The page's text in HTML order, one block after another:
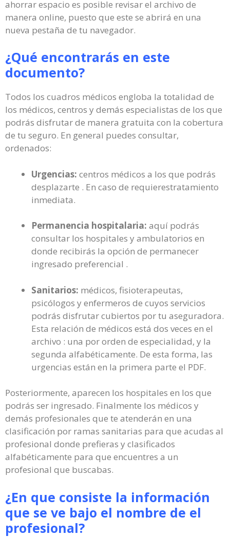
ahorrar espacio es posible revisar el archivo de
manera online, puesto que este se abrirá en una
nueva pestaña de tu navegador.
¿Qué encontrarás en este
documento?
Todos los cuadros médicos engloba la totalidad de
los médicos, centros y demás especialistas de los que
podrás disfrutar de manera gratuita con la cobertura
de tu seguro. En general puedes consultar,
ordenados:
Urgencias: centros médicos a los que podrás
desplazarte . En caso de requierestratamiento
inmediata.
Permanencia hospitalaria: aquí podrás
consultar los hospitales y ambulatorios en
donde recibirás la opción de permanecer
ingresado preferencial .
Sanitarios: médicos, fisioterapeutas,
psicólogos y enfermeros de cuyos servicios
podrás disfrutar cubiertos por tu aseguradora.
Esta relación de médicos está dos veces en el
archivo : una por orden de especialidad, y la
segunda alfabéticamente. De esta forma, las
urgencias están en la primera parte el PDF.
Posteriormente, aparecen los hospitales en los que
podrás ser ingresado. Finalmente los médicos y
demás profesionales que te atenderán en una
clasificación por ramas sanitarias para que acudas al
profesional donde prefieras y clasificados
alfabéticamente para que encuentres a un
profesional que buscabas.
¿En que consiste la información
que se ve bajo el nombre de el
profesional?